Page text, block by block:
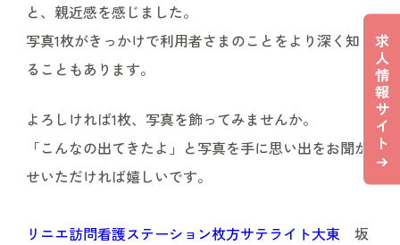
求
人
情
報
サ
イ
ト
と、親近感を感じました。
写真1枚がきっかけで利用者さまのことをより深く知
ることもあります。
よろしければ1枚、写真を飾ってみませんか。
「こんなの出てきたよ」と写真を手に思い出をお聞か
せいただければ嬉しいです。
リニエ訪問看護ステーション枚方サテライト大東 坂